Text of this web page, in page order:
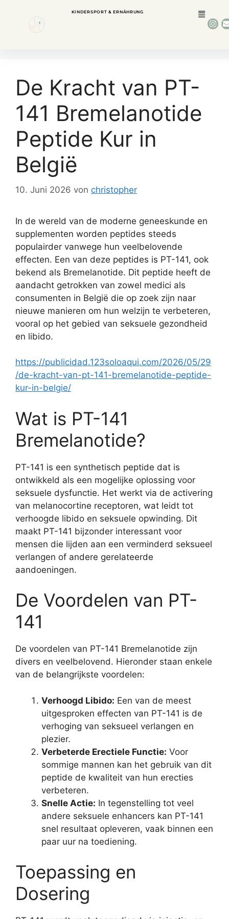
KINDERSPORT & ERNÄHRUNG
De Kracht van PT-
141 Bremelanotide
Peptide Kur in
België
10. Juni 2026 von christopher
In de wereld van de moderne geneeskunde en
supplementen worden peptides steeds
populairder vanwege hun veelbelovende
effecten. Een van deze peptides is PT-141, ook
bekend als Bremelanotide. Dit peptide heeft de
aandacht getrokken van zowel medici als
consumenten in België die op zoek zijn naar
nieuwe manieren om hun welzijn te verbeteren,
vooral op het gebied van seksuele gezondheid
en libido.
https://publicidad.123soloaqui.com/2026/05/29
/de-kracht-van-pt-141-bremelanotide-peptide-
kur-in-belgie/
Wat is PT-141
Bremelanotide?
PT-141 is een synthetisch peptide dat is
ontwikkeld als een mogelijke oplossing voor
seksuele dysfunctie. Het werkt via de activering
van melanocortine receptoren, wat leidt tot
verhoogde libido en seksuele opwinding. Dit
maakt PT-141 bijzonder interessant voor
mensen die lijden aan een verminderd seksueel
verlangen of andere gerelateerde
aandoeningen.
De Voordelen van PT-
141
De voordelen van PT-141 Bremelanotide zijn
divers en veelbelovend. Hieronder staan enkele
van de belangrijkste voordelen:
Verhoogd Libido: Een van de meest
uitgesproken effecten van PT-141 is de
verhoging van seksueel verlangen en
plezier.
Verbeterde Erectiele Functie: Voor
sommige mannen kan het gebruik van dit
peptide de kwaliteit van hun erecties
verbeteren.
Snelle Actie: In tegenstelling tot veel
andere seksuele enhancers kan PT-141
snel resultaat opleveren, vaak binnen een
paar uur na toediening.
Toepassing en
Dosering